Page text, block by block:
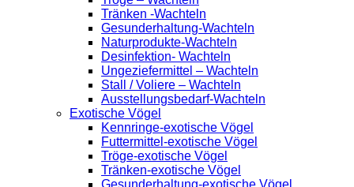
Tränken -Wachteln
Gesunderhaltung-Wachteln
Naturprodukte-Wachteln
Desinfektion- Wachteln
Ungeziefermittel – Wachteln
Stall / Voliere – Wachteln
Ausstellungsbedarf-Wachteln
Exotische Vögel
Kennringe-exotische Vögel
Futtermittel-exotische Vögel
Tröge-exotische Vögel
Tränken-exotische Vögel